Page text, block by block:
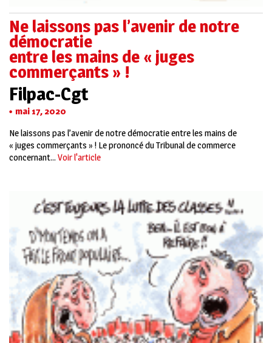
Ne laissons pas l’avenir de notre
démocratie
entre les mains de « juges
commerçants » !
Filpac-Cgt
mai 17, 2020
Ne laissons pas l’avenir de notre démocratie entre les mains de
« juges commerçants » ! Le prononcé du Tribunal de commerce
concernant... Voir l'article